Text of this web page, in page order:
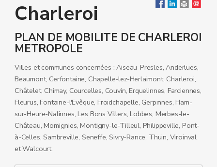
Charleroi
PLAN DE MOBILITE DE CHARLEROI
METROPOLE
Villes et communes concernées : Aiseau-Presles, Anderlues,
Beaumont, Cerfontaine, Chapelle-lez-Herlaimont, Charleroi,
Châtelet, Chimay, Courcelles, Couvin, Erquelinnes, Farciennes,
Fleurus, Fontaine-l'Evêque, Froidchapelle, Gerpinnes, Ham-
sur-Heure-Nalinnes, Les Bons Villers, Lobbes, Merbes-le-
Château, Momignies, Montigny-le-Tilleul, Philippeville, Pont-
à-Celles, Sambreville, Seneffe, Sivry-Rance, Thuin, Viroinval
et Walcourt.